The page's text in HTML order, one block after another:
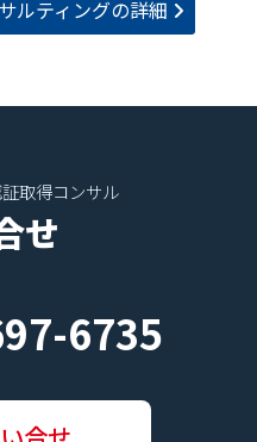
ルティングの詳細
取得コンサル
せ
6735